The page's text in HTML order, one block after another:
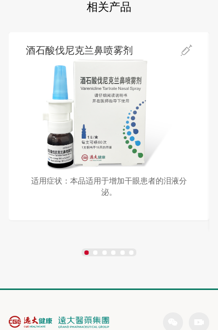
相关产品
酒石酸伐尼克兰鼻喷雾剂
适用症状：本品适用于增加干眼患者的泪液分
泌。